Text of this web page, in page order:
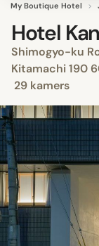
My Boutique Hotel
Hotel
Shimogyo-ku
Kitamachi 190
29 kamers